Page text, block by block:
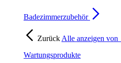
Badezimmerzubehör
Zurück Alle anzeigen von
Wartungsprodukte